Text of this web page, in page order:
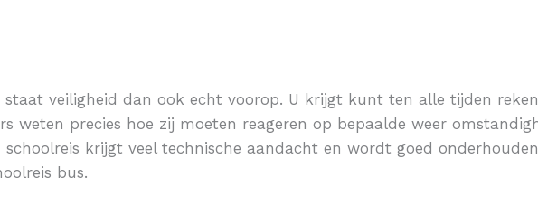
staat veiligheid dan ook echt voorop. U krijgt kunt ten alle tijden
weten precies hoe zij moeten reageren op bepaalde weer
krijgt veel technische aandacht en wordt goed
bus.